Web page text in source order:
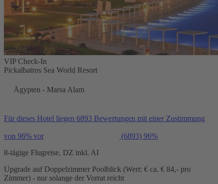
VIP Check-In
Pickalbatros Sea World Resort
Ägypten - Marsa Alam
Für dieses Hotel liegen 6893 Bewertungen mit einer Zustimmung
von 96% vor (6893) 96%
8-tägige Flugreise, DZ inkl. AI
Upgrade auf Doppelzimmer Poolblick (Wert: € ca. € 84,- pro
Zimmer) - nur solange der Vorrat reicht